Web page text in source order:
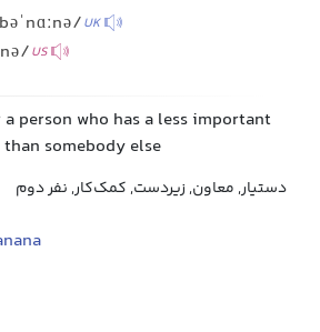
UK
US
person who has a less important
somebody else
دستیار, معاون, زیردست, کمک‌کار, نفر دوم